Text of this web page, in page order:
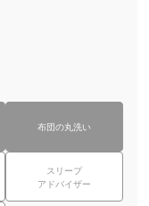
布団の丸洗い
スリープ
アドバイザー